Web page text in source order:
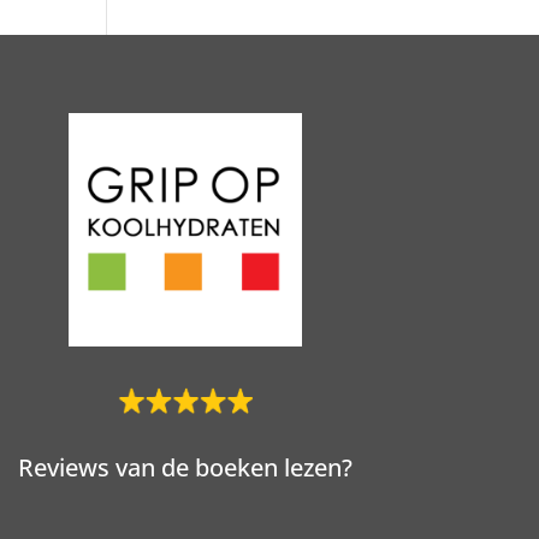
Reviews van de boeken lezen?